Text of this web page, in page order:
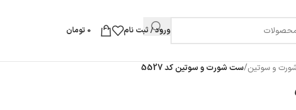
ورود / ثبت نام 0 تومان
و سوتین/ست شورت و سوتین کد 5527